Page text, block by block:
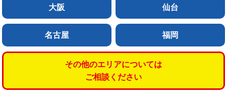
大阪 仙台
名古屋 福岡
その他のエリアについては
ご相談ください